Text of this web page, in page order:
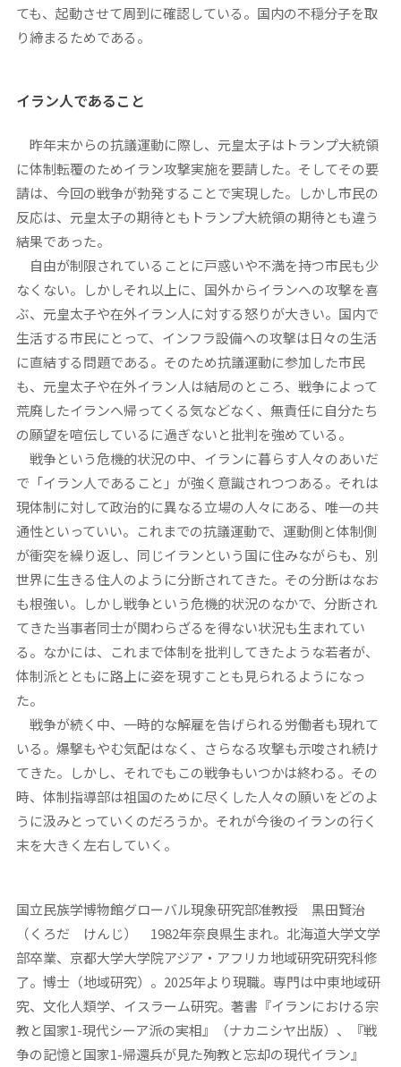
ても、起動させて周到に確認している。国内の不穏分子を取
り締まるためである。
イラン人であること
昨年末からの抗議運動に際し、元皇太子はトランプ大統領
に体制転覆のためイラン攻撃実施を要請した。そしてその要
請は、今回の戦争が勃発することで実現した。しかし市民の
反応は、元皇太子の期待ともトランプ大統領の期待とも違う
結果であった。
自由が制限されていることに戸惑いや不満を持つ市民も少
なくない。しかしそれ以上に、国外からイランへの攻撃を喜
ぶ、元皇太子や在外イラン人に対する怒りが大きい。国内で
生活する市民にとって、インフラ設備への攻撃は日々の生活
に直結する問題である。そのため抗議運動に参加した市民
も、元皇太子や在外イラン人は結局のところ、戦争によって
荒廃したイランへ帰ってくる気などなく、無責任に自分たち
の願望を喧伝しているに過ぎないと批判を強めている。
戦争という危機的状況の中、イランに暮らす人々のあいだ
で「イラン人であること」が強く意識されつつある。それは
現体制に対して政治的に異なる立場の人々にある、唯一の共
通性といっていい。これまでの抗議運動で、運動側と体制側
が衝突を繰り返し、同じイランという国に住みながらも、別
世界に生きる住人のように分断されてきた。その分断はなお
も根強い。しかし戦争という危機的状況のなかで、分断され
てきた当事者同士が関わらざるを得ない状況も生まれてい
る。なかには、これまで体制を批判してきたような若者が、
体制派とともに路上に姿を現すことも見られるようになっ
た。
戦争が続く中、一時的な解雇を告げられる労働者も現れて
いる。爆撃もやむ気配はなく、さらなる攻撃も示唆され続け
てきた。しかし、それでもこの戦争もいつかは終わる。その
時、体制指導部は祖国のために尽くした人々の願いをどのよ
うに汲みとっていくのだろうか。それが今後のイランの行く
末を大きく左右していく。
国立民族学博物館グローバル現象研究部准教授 黒田賢治
（くろだ けんじ）
1982年奈良県生まれ。北海道大学文学
部卒業、京都大学大学院アジア・アフリカ地域研究研究科修
了。博士（地域研究）。2025年より現職。専門は中東地域研
究、文化人類学、イスラーム研究。著書『イランにおける宗
教と国家1-現代シーア派の実相』（ナカニシヤ出版）、『戦
争の記憶と国家1-帰還兵が見た殉教と忘却の現代イラン』